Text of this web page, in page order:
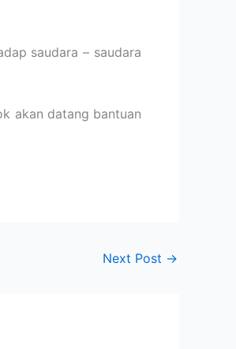
saudara – saudara
akan datang bantuan
Next Post →